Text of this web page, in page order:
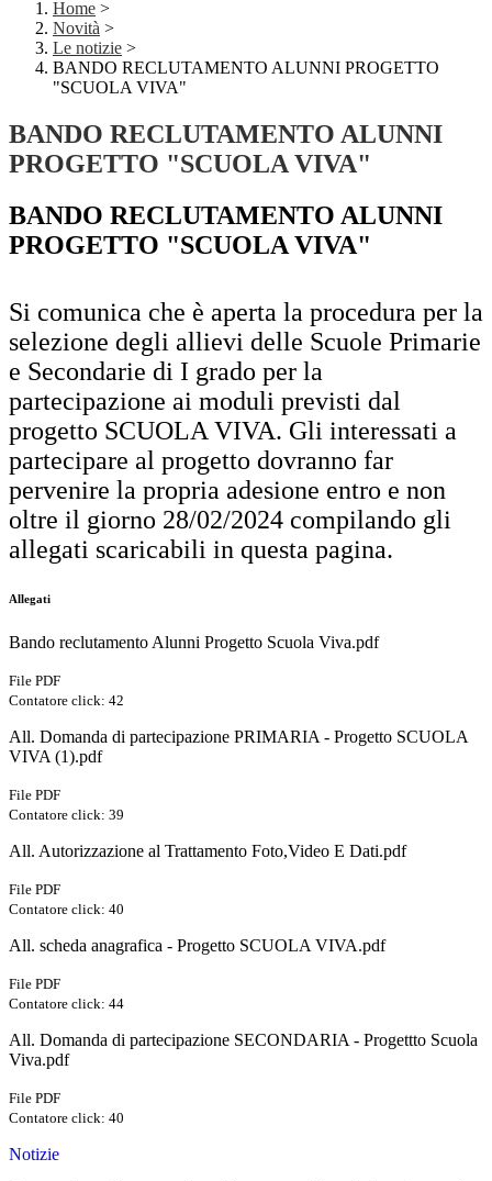
Home >
Novità >
Le notizie >
BANDO RECLUTAMENTO ALUNNI PROGETTO
"SCUOLA VIVA"
BANDO RECLUTAMENTO ALUNNI
PROGETTO "SCUOLA VIVA"
BANDO RECLUTAMENTO ALUNNI
PROGETTO "SCUOLA VIVA"
Si comunica che è aperta la procedura per la
selezione degli allievi delle Scuole Primarie
e Secondarie di I grado per la
partecipazione ai moduli previsti dal
progetto SCUOLA VIVA. Gli interessati a
partecipare al progetto dovranno far
pervenire la propria adesione entro e non
oltre il giorno 28/02/2024 compilando gli
allegati scaricabili in questa pagina.
Allegati
Bando reclutamento Alunni Progetto Scuola Viva.pdf
File PDF
Contatore click: 42
All. Domanda di partecipazione PRIMARIA - Progetto SCUOLA
VIVA (1).pdf
File PDF
Contatore click: 39
All. Autorizzazione al Trattamento Foto,Video E Dati.pdf
File PDF
Contatore click: 40
All. scheda anagrafica - Progetto SCUOLA VIVA.pdf
File PDF
Contatore click: 44
All. Domanda di partecipazione SECONDARIA - Progettto Scuola
Viva.pdf
File PDF
Contatore click: 40
Notizie